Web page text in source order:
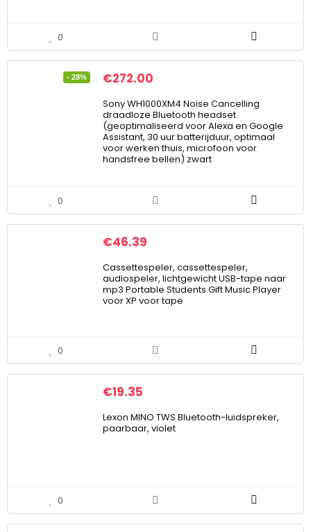
0
- 28% €272.00
Sony WH1000XM4 Noise Cancelling
draadloze Bluetooth headset
(geoptimaliseerd voor Alexa en Google
Assistant, 30 uur batterijduur, optimaal
voor werken thuis, microfoon voor
handsfree bellen) zwart
0
€46.39
Cassettespeler, cassettespeler,
audiospeler, lichtgewicht USB-tape naar
mp3 Portable Students Gift Music Player
voor XP voor tape
0
€19.35
Lexon MINO TWS Bluetooth-luidspreker,
paarbaar, violet
0